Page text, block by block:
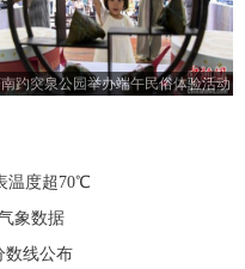
趵突泉公园举办端午民俗体验活动
温度超70℃
象数据
数线公布